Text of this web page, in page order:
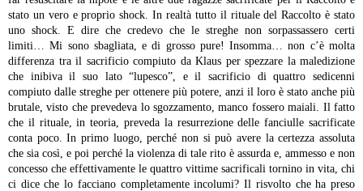
stato un vero e proprio shock. In realtà tutto il rituale del Raccolto è stato
uno shock. E dire che credevo che le streghe non sorpassassero certi
limiti… Mi sono sbagliata, e di grosso pure! Insomma… non c’è molta
differenza tra il sacrificio compiuto da Klaus per spezzare la maledizione
che inibiva il suo lato “lupesco”, e il sacrificio di quattro sedicenni
compiuto dalle streghe per ottenere più potere, anzi il loro è stato anche più
brutale, visto che prevedeva lo sgozzamento, manco fossero maiali. Il fatto
che il rituale, in teoria, preveda la resurrezione delle fanciulle sacrificate
conta poco. In primo luogo, perché non si può avere la certezza assoluta
che sia così, e poi perché la violenza di tale rito è assurda e, ammesso e non
concesso che effettivamente le quattro vittime sacrificali tornino in vita, chi
ci dice che lo facciano completamente incolumi? Il risvolto che ha preso